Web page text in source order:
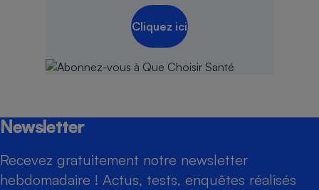
Cliquez ici
Newsletter
Recevez gratuitement notre newsletter
hebdomadaire ! Actus, tests, enquêtes réalisés